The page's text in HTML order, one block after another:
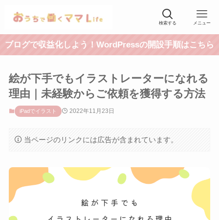
検索する メニュー
ブログで収益化しよう！WordPressの開設手順はこちら
絵が下手でもイラストレーターになれる
理由｜未経験からご依頼を獲得する方法
iPadでイラスト 2022年11月23日
当ページのリンクには広告が含まれています。